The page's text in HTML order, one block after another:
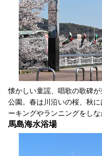
懐かしい童謡、唱歌の歌碑
公園。春は川沿いの桜、秋
ーキングやランニングをし
馬島海水浴場